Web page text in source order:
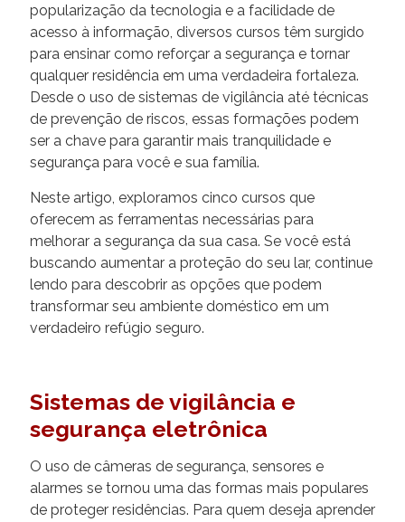
popularização da tecnologia e a facilidade de
acesso à informação, diversos cursos têm surgido
para ensinar como reforçar a segurança e tornar
qualquer residência em uma verdadeira fortaleza.
Desde o uso de sistemas de vigilância até técnicas
de prevenção de riscos, essas formações podem
ser a chave para garantir mais tranquilidade e
segurança para você e sua família.
Neste artigo, exploramos cinco cursos que
oferecem as ferramentas necessárias para
melhorar a segurança da sua casa. Se você está
buscando aumentar a proteção do seu lar, continue
lendo para descobrir as opções que podem
transformar seu ambiente doméstico em um
verdadeiro refúgio seguro.
Sistemas de vigilância e
segurança eletrônica
O uso de câmeras de segurança, sensores e
alarmes se tornou uma das formas mais populares
de proteger residências. Para quem deseja aprender